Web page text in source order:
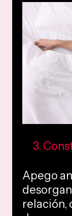
3.
Apego
relación,